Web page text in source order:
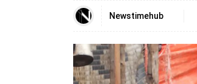
Newstimehub